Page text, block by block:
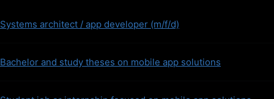
Systems architect / app developer (m/f/d)
Bachelor and study theses on mobile app solutions